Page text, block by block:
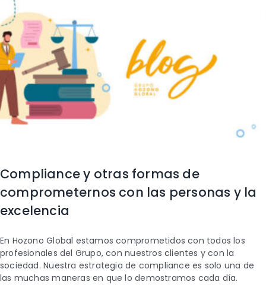
Compliance y otras formas de
comprometernos con las personas y la
excelencia
En Hozono Global estamos comprometidos con todos los
profesionales del Grupo, con nuestros clientes y con la
sociedad. Nuestra estrategia de compliance es solo una de
las muchas maneras en que lo demostramos cada día.